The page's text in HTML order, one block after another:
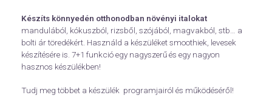
Készíts könnyedén otthonodban növényi italokat
mandulából, kókuszból, rizsből, szójából, magvakból, stb… a
bolti ár töredékért. Használd a készüléket smoothiek, levesek
készítésére is. 7+1 funkció egy nagyszerű és egy nagyon
hasznos készülékben!
Tudj meg többet a készülék programjairól és működéséről!